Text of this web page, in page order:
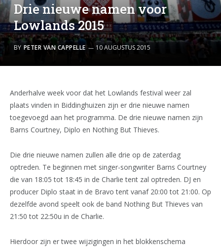
Drie nieuwe namen voor
Lowlands 2015
BY PETER VAN CAPPELLE 10 AUGUSTUS 2015
Anderhalve week voor dat het Lowlands festival weer zal
plaats vinden in Biddinghuizen zijn er drie nieuwe namen
toegevoegd aan het programma. De drie nieuwe namen zijn
Barns Courtney, Diplo en Nothing But Thieves.
Die drie nieuwe namen zullen alle drie op de zaterdag
optreden. Te beginnen met singer-songwriter Barns Courtney
die van 18:05 tot 18:45 in de Charlie tent zal optreden. DJ en
producer Diplo staat in de Bravo tent vanaf 20:00 tot 21:00. Op
dezelfde avond speelt ook de band Nothing But Thieves van
21:50 tot 22:50u in de Charlie.
Hierdoor zijn er twee wijzigingen in het blokkenschema